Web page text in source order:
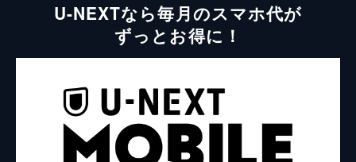
U-NEXTなら毎月のスマホ代が
ずっとお得に！